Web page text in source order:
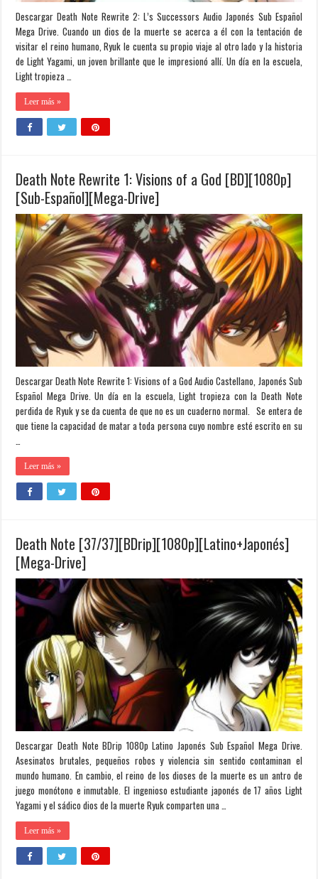
Descargar Death Note Rewrite 2: L’s Successors Audio Japonés Sub Español
Mega Drive. Cuando un dios de la muerte se acerca a él con la tentación de
visitar el reino humano, Ryuk le cuenta su propio viaje al otro lado y la historia
de Light Yagami, un joven brillante que le impresionó allí. Un día en la escuela,
Light tropieza …
Leer más »
Death Note Rewrite 1: Visions of a God [BD][1080p]
[Sub-Español][Mega-Drive]
Descargar Death Note Rewrite 1: Visions of a God Audio Castellano, Japonés Sub
Español Mega Drive. Un día en la escuela, Light tropieza con la Death Note
perdida de Ryuk y se da cuenta de que no es un cuaderno normal. Se entera de
que tiene la capacidad de matar a toda persona cuyo nombre esté escrito en su
…
Leer más »
Death Note [37/37][BDrip][1080p][Latino+Japonés]
[Mega-Drive]
Descargar Death Note BDrip 1080p Latino Japonés Sub Español Mega Drive.
Asesinatos brutales, pequeños robos y violencia sin sentido contaminan el
mundo humano. En cambio, el reino de los dioses de la muerte es un antro de
juego monótono e inmutable. El ingenioso estudiante japonés de 17 años Light
Yagami y el sádico dios de la muerte Ryuk comparten una …
Leer más »